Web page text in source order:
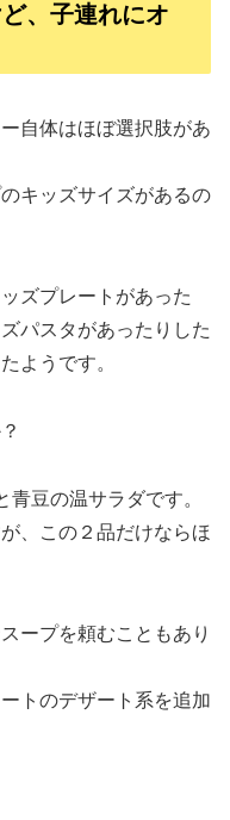
、子連れにオ
自体はほぼ選択肢があ
キッズサイズがあるの
ズプレートがあった
パスタがあったりした
ようです。
豆の温サラダです。
、この２品だけならほ
ープを頼むこともあり
トのデザート系を追加